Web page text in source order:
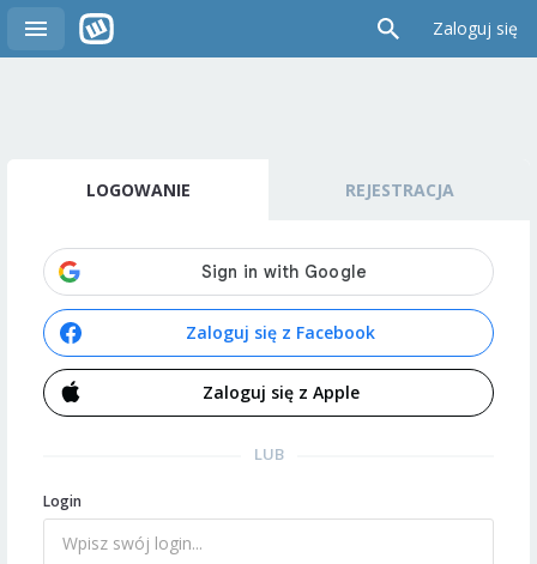
Zaloguj się
LOGOWANIE REJESTRACJA
Zaloguj się z Facebook
Zaloguj się z Apple
LUB
Login